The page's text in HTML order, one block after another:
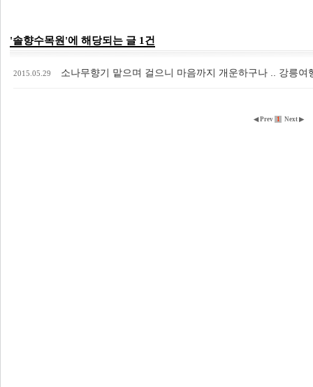
'솔향수목원'에 해당되는 글 1건
2015.05.29 소나무향기 맡으며 걸으니 마음까지 개운하구나 .. 강릉여
◀ Prev 1 Next ▶